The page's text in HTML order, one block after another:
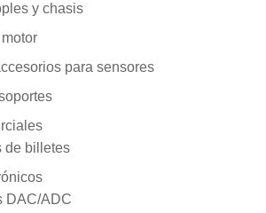
y chasis
para sensores
de billetes
DAC/ADC